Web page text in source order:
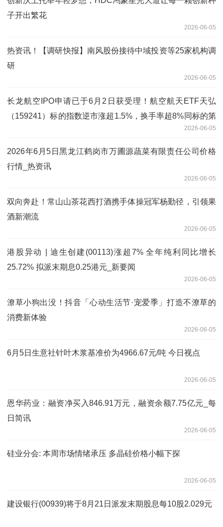
子开出繁花
2026-06-05
热资讯！【调研快报】南风股份接待中域投资等25家机构调
研
2026-06-05
长龙航空IPO申请已于6月2日获受理！航空航天ETF天弘
（159241）标的指数逆市涨超1.5%，换手率超8%同标的第
2026-06-05
2026年6月5日黑龙江鹤岗市万圃源蔬菜有限责任公司价格
行情_热资讯
2026-06-05
双向奔赴！常山山茶花西打酒携手体操冠军杨勤径，引领果
酒新潮流
2026-06-05
港股异动 | 迪生创建(00113)涨超7% 全年纯利同比增长
25.72% 拟派末期息0.25港元_新要闻
2026-06-05
潦草小狗出没！抖音「心动生活节·宠爱季」打造不潦草的
消费新体验
2026-06-05
6月5日生意社针叶木浆基准价为4966.67元/吨 今日视点
2026-06-05
恩华药业：融资净买入846.91万元，融资余额7.75亿元_每
日简讯
2026-06-05
硅业分会: 本周市场情绪承压 多晶硅价格小幅下探
2026-06-05
建设银行(00939)将于8月21日派发末期股息每10股2.029元